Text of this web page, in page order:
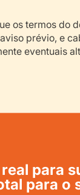
os termos do
prévio, e
eventuais
para
para o